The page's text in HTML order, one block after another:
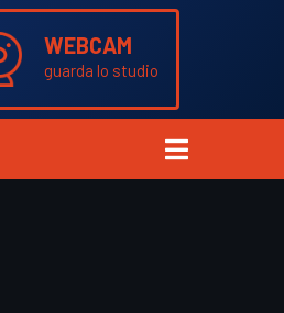
WEBCAM
guarda lo studio